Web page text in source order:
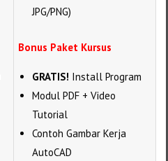
JPG/PNG)
Bonus Paket Kursus
GRATIS! Install Program
Modul PDF + Video
Tutorial
Contoh Gambar Kerja
AutoCAD